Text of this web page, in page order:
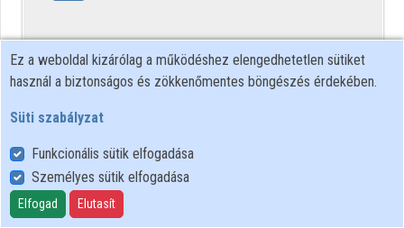
főiskolai tanár
Ez a weboldal kizárólag a működéshez elengedhetetlen sütiket
használ a biztonságos és zökkenőmentes böngészés érdekében.
Süti szabályzat
Funkcionális sütik elfogadása
Személyes sütik elfogadása
Elfogad Elutasít